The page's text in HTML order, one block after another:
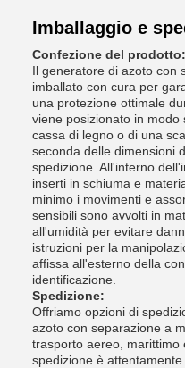
Imballaggio e
Confezione del prodotto:
Il generatore di azoto con
imballato con cura per
una protezione ottimale
viene posizionato in
cassa di legno o di una
seconda delle dimensioni
spedizione. All'interno
inserti in schiuma e
minimo i movimenti e
sensibili sono avvolti in
all'umidità per evitare
istruzioni per la
affissa all'esterno della
identificazione.
Spedizione:
Offriamo opzioni di
azoto con separazione a
trasporto aereo, marittimo
spedizione è